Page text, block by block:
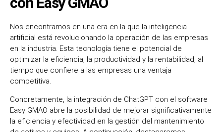
Nos encontramos en una era en la que la inteligencia
artificial está revolucionando la operación de las empresas
en la industria. Esta tecnología tiene el potencial de
optimizar la eficiencia, la productividad y la rentabilidad, al
tiempo que confiere a las empresas una ventaja
competitiva.
Concretamente, la integración de ChatGPT con el software
Easy GMAO abre la posibilidad de mejorar significativamente
la eficiencia y efectividad en la gestión del mantenimiento